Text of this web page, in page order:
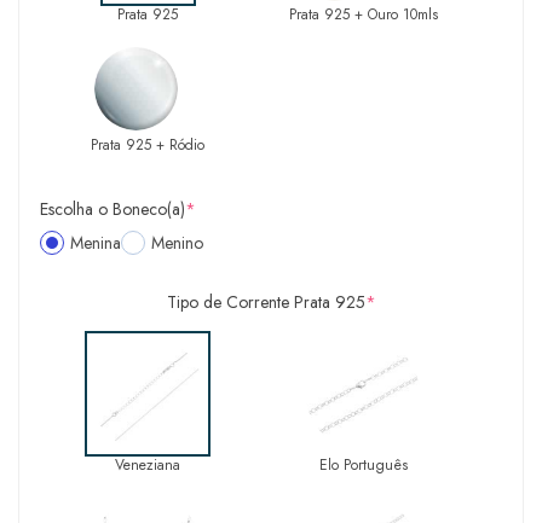
Prata 925 Prata 925 + Ouro 10mls
Prata 925 + Ródio
Escolha o Boneco(a)*
Menina
Menino
Tipo de Corrente Prata 925*
Veneziana Elo Português